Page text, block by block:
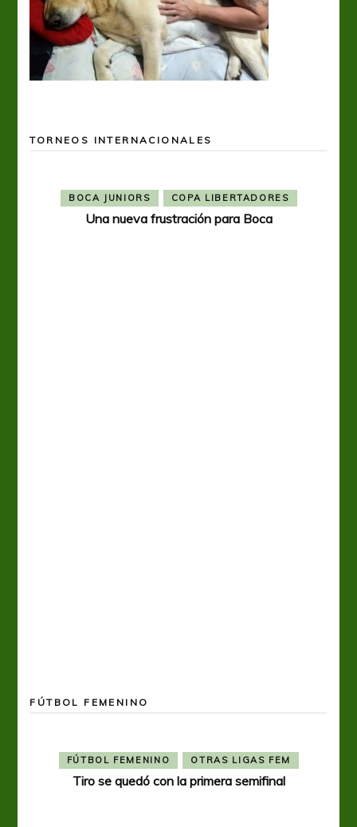
TORNEOS INTERNACIONALES
BOCA JUNIORS COPA LIBERTADORES
Una nueva frustración para Boca
FÚTBOL FEMENINO
FÚTBOL FEMENINO OTRAS LIGAS FEM
Tiro se quedó con la primera semifinal